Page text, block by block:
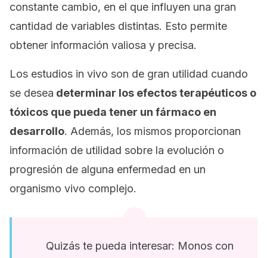
constante cambio, en el que influyen una gran
cantidad de variables distintas. Esto permite
obtener información valiosa y precisa.
Los estudios in vivo son de gran utilidad cuando
se desea determinar los efectos terapéuticos o
tóxicos que pueda tener un fármaco en
desarrollo. Además, los mismos proporcionan
información de utilidad sobre la evolución o
progresión de alguna enfermedad en un
organismo vivo complejo.
Quizás te pueda interesar: Monos con